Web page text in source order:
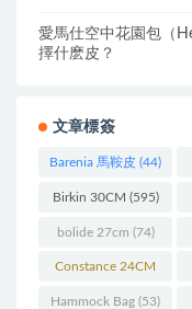
愛馬仕空中花園包（
擇什麽皮？
文章標簽
Barenia 馬鞍皮 (44)
Birkin 30CM (595)
bolide 27cm (74)
Constance 24CM
(216)
Hammock Bag (53)